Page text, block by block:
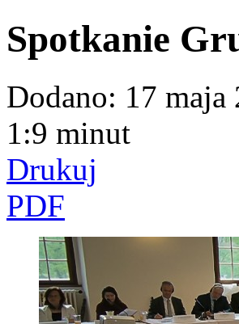
Spotkanie
Dodano: 17 maja
1:9 minut
Drukuj
PDF